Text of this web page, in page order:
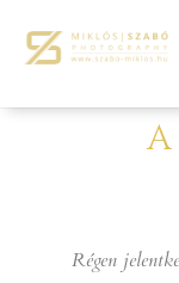
A
Régen